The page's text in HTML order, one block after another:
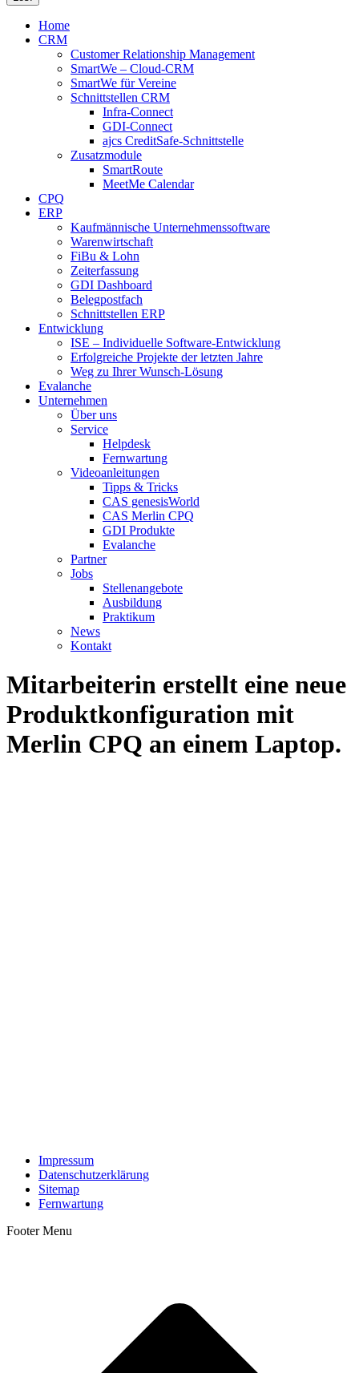
Home
CRM
Customer Relationship Management
SmartWe – Cloud-CRM
SmartWe für Vereine
Schnittstellen CRM
Infra-Connect
GDI-Connect
ajcs CreditSafe-Schnittstelle
Zusatzmodule
SmartRoute
MeetMe Calendar
CPQ
ERP
Kaufmännische Unternehmenssoftware
Warenwirtschaft
FiBu & Lohn
Zeiterfassung
GDI Dashboard
Belegpostfach
Schnittstellen ERP
Entwicklung
ISE – Individuelle Software-Entwicklung
Erfolgreiche Projekte der letzten Jahre
Weg zu Ihrer Wunsch-Lösung
Evalanche
Unternehmen
Über uns
Service
Helpdesk
Fernwartung
Videoanleitungen
Tipps & Tricks
CAS genesisWorld
CAS Merlin CPQ
GDI Produkte
Evalanche
Partner
Jobs
Stellenangebote
Ausbildung
Praktikum
News
Kontakt
Mitarbeiterin erstellt eine neue
Produktkonfiguration mit
Merlin CPQ an einem Laptop.
Impressum
Datenschutzerklärung
Sitemap
Fernwartung
Footer Menu